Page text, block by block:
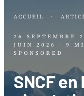
ACCUEIL ·
26 SEPTEMBRE
JUIN 2026
· 9
SPONSORED
SNCF